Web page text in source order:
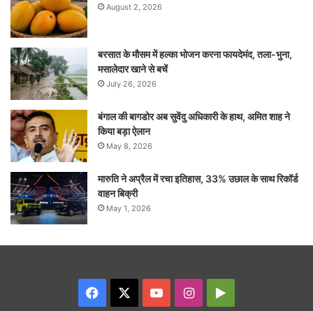
August 2, 2026
बरसात के मौसम में हल्का भोजन करना फायदेमंद, तला-भुना,
मसालेदार खाने से बचें
July 26, 2026
बंगाल की बागडोर अब सुवेंदु अधिकारी के हाथ, अमित शाह ने
किया बड़ा ऐलान
May 8, 2026
मारुति ने अप्रैल में रचा इतिहास, 33% उछाल के साथ रिकॉर्ड
वाहन बिक्री
May 1, 2026
Facebook YouTubeInstagram